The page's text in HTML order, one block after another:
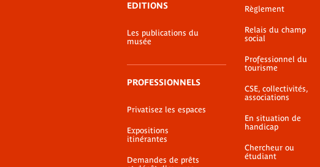
EDITIONS
Les publications du
musée
PROFESSIONNELS
Privatisez les espaces
Expositions
itinérantes
Demandes de prêts
Règlement
Relais du champ
social
Professionnel du
tourisme
CSE, collectivités,
associations
En situation de
handicap
Chercheur ou
étudiant